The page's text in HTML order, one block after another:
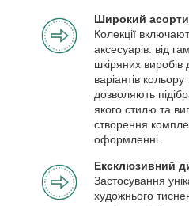
Широкий
Колекції
аксесуарів: від
шкіряних
варіантів
дозволяють
якого стилю та
створення
оформленні.
Ексклюзивний
Застосування
художнього